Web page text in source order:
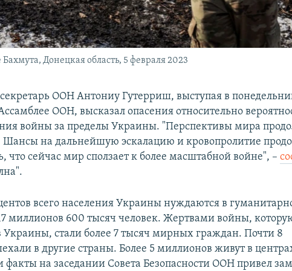
Донецкая область, 5 февраля 2023
ООН Антониу Гутерриш, выступая в
ООН, высказал опасения относительно
войны за пределы Украины. "Перспективы мира
Шансы на дальнейшую эскалацию и кровопролитие
что сейчас мир сползает к более масштабной войне", –
всего населения Украины нуждаются в
миллионов 600 тысяч человек. Жертвами войны,
Украины, стали более 7 тысяч мирных граждан. Почти 8
в другие страны. Более 5 миллионов живут в
факты на заседании Совета Безопасности ООН привел